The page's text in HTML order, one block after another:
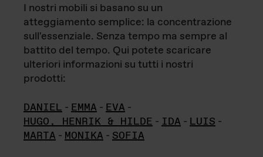
I nostri mobili si basano su un
atteggiamento semplice: la concentrazione
sull'essenziale. Senza tempo ma sempre al
battito del tempo. Qui potete scaricare
ulteriori informazioni su tutti i nostri
prodotti:
DANIEL - EMMA - EVA -
HUGO, HENRIK & HILDE - IDA - LUIS -
MARTA - MONIKA - SOFIA